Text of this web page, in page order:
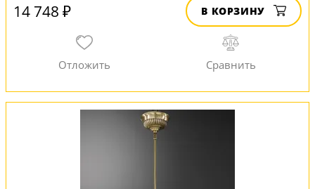
14 748 ₽ В КОРЗИНУ